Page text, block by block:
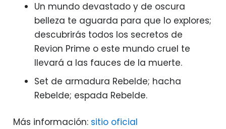
Un mundo devastado y de oscura
belleza te aguarda para que lo explores;
descubrirás todos los secretos de
Revion Prime o este mundo cruel te
llevará a las fauces de la muerte.
Set de armadura Rebelde; hacha
Rebelde; espada Rebelde.
Más información: sitio oficial